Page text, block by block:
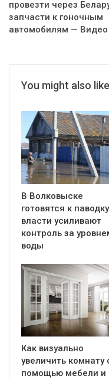
провезти через
запчасти к гоночным
автомобилям — Видео
You might also like
В Волковыске
готовятся к
власти усиливают
контроль за
воды
Как визуально
увеличить комнату
помощью мебели и